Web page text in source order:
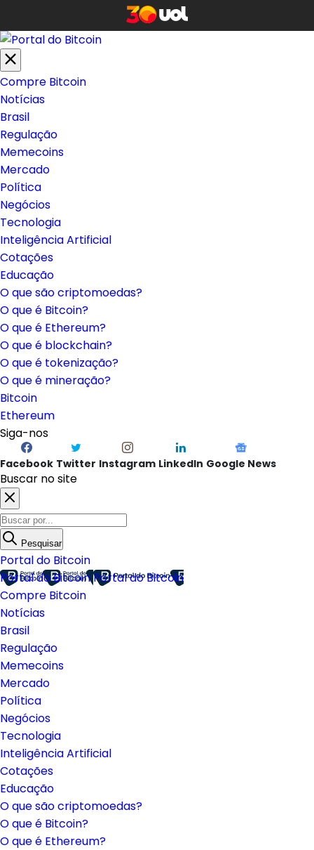
Compre Bitcoin
Notícias
Brasil
Regulação
Memecoins
Mercado
Política
Negócios
Tecnologia
Inteligência Artificial
Cotações
Educação
O que são criptomoedas?
O que é Bitcoin?
O que é Ethereum?
O que é blockchain?
O que é tokenização?
O que é mineração?
Bitcoin
Ethereum
Siga-nos
Facebook Twitter Instagram LinkedIn Google News
Buscar no site
Pesquisar
Portal do Bitcoin
Portal do BitcoinPortal do Bitcoin
Compre Bitcoin
Notícias
Brasil
Regulação
Memecoins
Mercado
Política
Negócios
Tecnologia
Inteligência Artificial
Cotações
Educação
O que são criptomoedas?
O que é Bitcoin?
O que é Ethereum?